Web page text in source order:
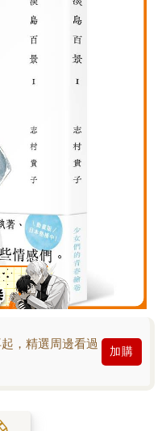
，精選周邊看過
加購